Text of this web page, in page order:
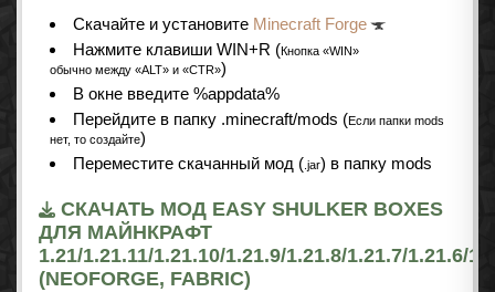
Cкачайте и установите Minecraft Forge
Нажмите клавиши WIN+R (Кнопка «WIN»
обычно между «ALT» и «CTR»)
В окне введите %appdata%
Перейдите в папку .minecraft/mods (Если папки mods
нет, то создайте)
Переместите скачанный мод ( .jar) в папку mods
СКАЧАТЬ МОД EASY SHULKER BOXES
ДЛЯ МАЙНКРАФТ
1.21/1.21.11/1.21.10/1.21.9/1.21.8/1.21.7/1.21.6/
(NEOFORGE, FABRIC)